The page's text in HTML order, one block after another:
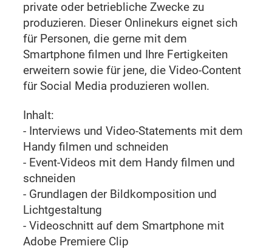
private oder betriebliche Zwecke zu
produzieren. Dieser Onlinekurs eignet sich
für Personen, die gerne mit dem
Smartphone filmen und Ihre Fertigkeiten
erweitern sowie für jene, die Video-Content
für Social Media produzieren wollen.
Inhalt:
- Interviews und Video-Statements mit dem
Handy filmen und schneiden
- Event-Videos mit dem Handy filmen und
schneiden
- Grundlagen der Bildkomposition und
Lichtgestaltung
- Videoschnitt auf dem Smartphone mit
Adobe Premiere Clip